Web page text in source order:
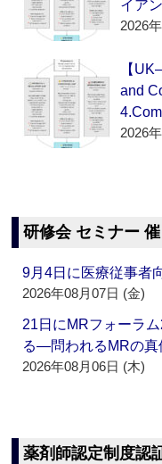
イア
2026
【
and
2026
研修会 セミナー
9月4日に医療従事者
2026年08月07日 (金)
21日にMRフォーラ
る―問われるMRの
2026年08月06日 (木)
薬剤師認定制度認